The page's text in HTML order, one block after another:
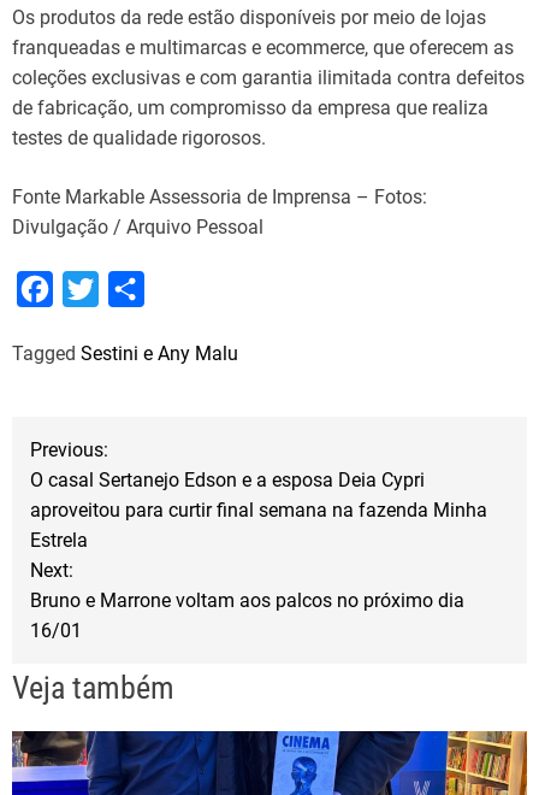
Os produtos da rede estão disponíveis por meio de lojas
franqueadas e multimarcas e ecommerce, que oferecem as
coleções exclusivas e com garantia ilimitada contra defeitos
de fabricação, um compromisso da empresa que realiza
testes de qualidade rigorosos.
Fonte Markable Assessoria de Imprensa – Fotos:
Divulgação / Arquivo Pessoal
c
o
k
i
e
r
a
Tagged Sestini e Any Malu
N
g
a
Previous:
O casal Sertanejo Edson e a esposa Deia Cypri
aproveitou para curtir final semana na fazenda Minha
Estrela
Next:
Bruno e Marrone voltam aos palcos no próximo dia
16/01
Veja também